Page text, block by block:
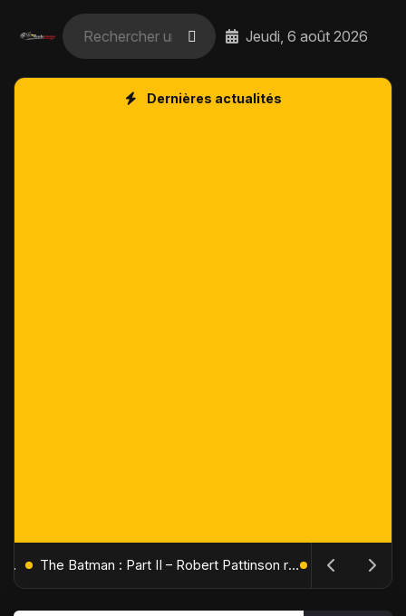
Jeudi, 6 août 2026
Dernières actualités
L'Âge de Glace : Le Réveil du Volcan – Manny, Sid et Diego de retour pour une aventure explosive The Batman : Part II – Robert Pattinson replonge dans les ténèbres de Gotham dès octobre 2027